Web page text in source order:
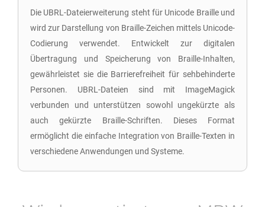
Die UBRL-Dateierweiterung steht für Unicode Braille und
wird zur Darstellung von Braille-Zeichen mittels Unicode-
Codierung verwendet. Entwickelt zur digitalen
Übertragung und Speicherung von Braille-Inhalten,
gewährleistet sie die Barrierefreiheit für sehbehinderte
Personen. UBRL-Dateien sind mit ImageMagick
verbunden und unterstützen sowohl ungekürzte als
auch gekürzte Braille-Schriften. Dieses Format
ermöglicht die einfache Integration von Braille-Texten in
verschiedene Anwendungen und Systeme.